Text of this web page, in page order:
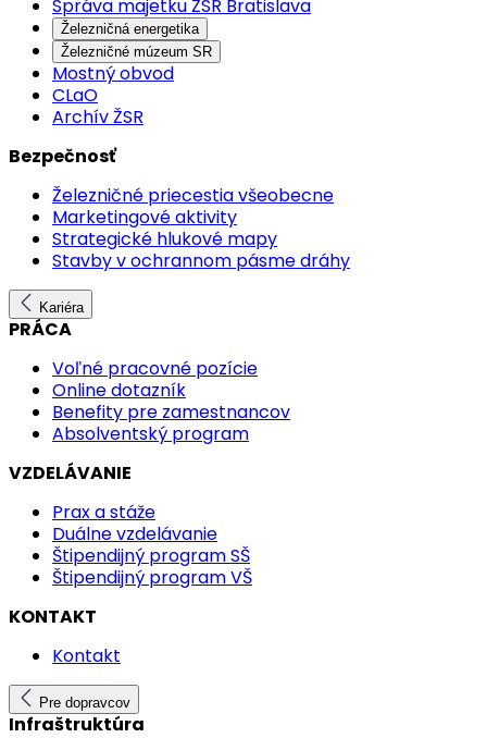
Správa majetku ŽSR Bratislava
Železničná energetika
Železničné múzeum SR
Mostný obvod
CLaO
Archív ŽSR
Bezpečnosť
Železničné priecestia všeobecne
Marketingové aktivity
Strategické hlukové mapy
Stavby v ochrannom pásme dráhy
Kariéra
PRÁCA
Voľné pracovné pozície
Online dotazník
Benefity pre zamestnancov
Absolventský program
VZDELÁVANIE
Prax a stáže
Duálne vzdelávanie
Štipendijný program SŠ
Štipendijný program VŠ
KONTAKT
Kontakt
Pre dopravcov
Infraštruktúra